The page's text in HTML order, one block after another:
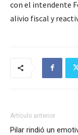
con el intendente
alivio fiscal y
Artículo anterior
Pilar rindió un